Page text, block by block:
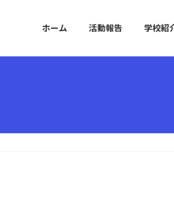
ホーム 活動報告 学校紹